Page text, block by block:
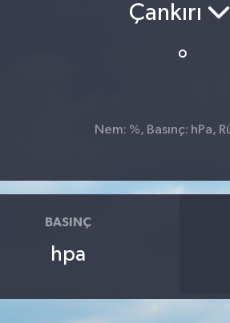
Çankırı
°
Nem: %, Basınç: hPa,
BASINÇ
hpa